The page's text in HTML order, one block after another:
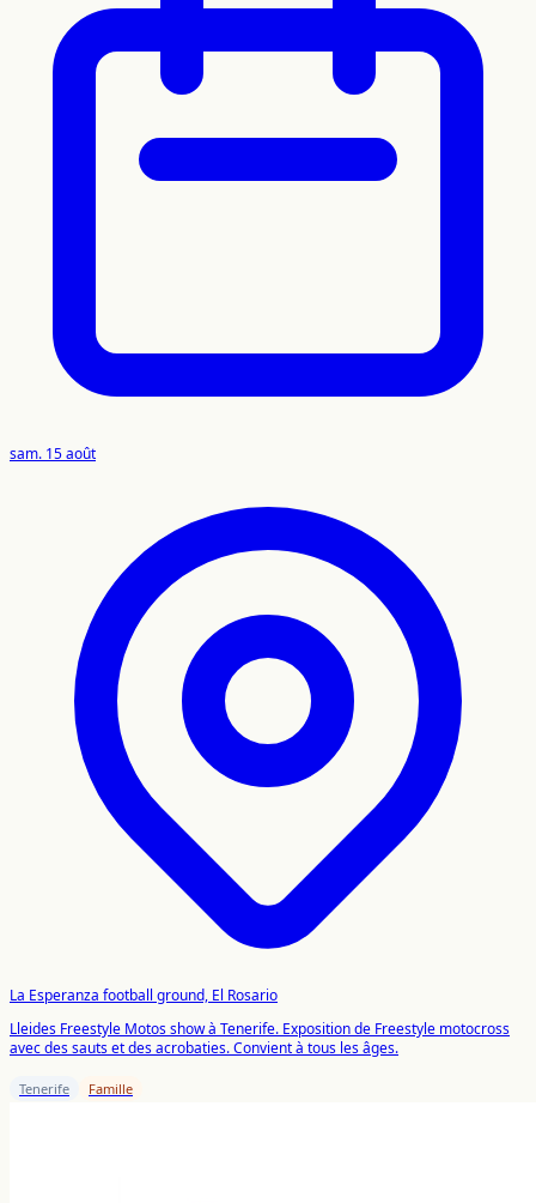
sam. 15 août
La Esperanza football ground, El Rosario
Lleides Freestyle Motos show à Tenerife. Exposition de Freestyle motocross
avec des sauts et des acrobaties. Convient à tous les âges.
Tenerife Famille